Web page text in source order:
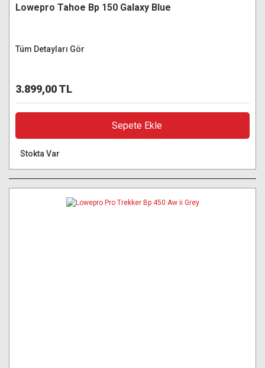
Lowepro Tahoe Bp 150 Galaxy Blue
Tüm Detayları Gör
3.899,00 TL
Sepete Ekle
Stokta Var